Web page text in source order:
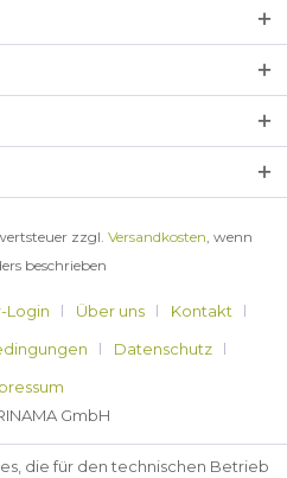
zzgl. Versandkosten, wenn
beschrieben
Login Über uns
Kontakt
Datenschutz
GmbH
die für den technischen Betrieb